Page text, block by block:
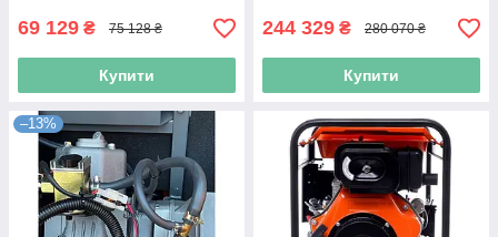
69 129 ₴ 75 128 ₴
Купити
244 329 ₴ 280 070 ₴
Купити
–13%